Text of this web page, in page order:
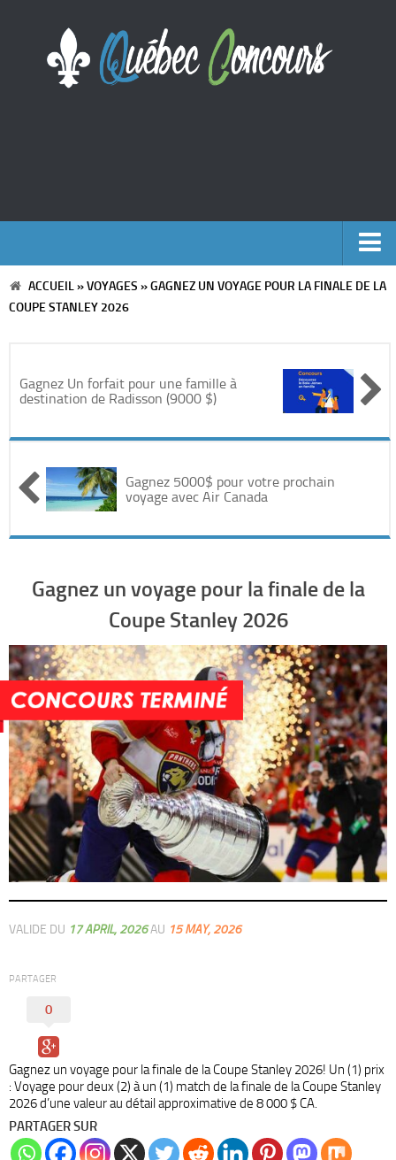
Accueil
Voyages
Cinéma
Electronique & Electroménager
Concerts & Spectacles
Maison & Jardinage
Restaurants
Divers
ACCUEIL»VOYAGES »GAGNEZ UN VOYAGE POUR LA FINALE DE LA
COUPE STANLEY 2026
Gagnez Un forfait pour une famille à
destination de Radisson (9000 $)
Gagnez 5000$ pour votre prochain
voyage avec Air Canada
Gagnez un voyage pour la finale de la
Coupe Stanley 2026
VALIDE DU 17 APRIL, 2026AU 15 MAY, 2026
PARTAGER
0
Gagnez un voyage pour la finale de la Coupe Stanley 2026! Un (1) prix
: Voyage pour deux (2) à un (1) match de la finale de la Coupe Stanley
2026 d’une valeur au détail approximative de 8 000 $ CA.
PARTAGER SUR